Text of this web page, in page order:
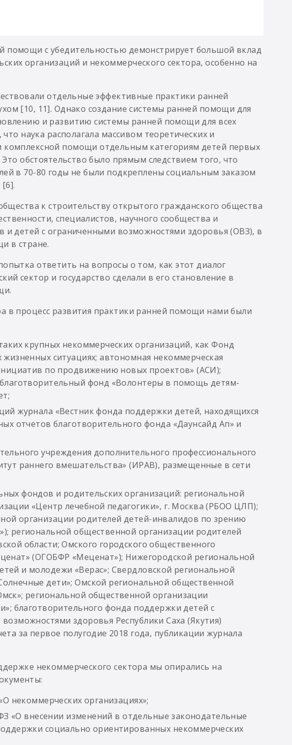
помощи с убедительностью демонстрирует большой вклад
организаций и некоммерческого сектора, особенно на
отдельные эффективные практики ранней
[10, 11]. Однако создание системы ранней помощи для
и развитию системы ранней помощи для всех
наука располагала массивом теоретических и
комплексной помощи отдельным категориям детей первых
обстоятельство было прямым следствием того, что
в 70-80 годы не были подкреплены социальным заказом
к строительству открытого гражданского общества
специалистов, научного сообщества и
и детей с ограниченными возможностями здоровья (ОВЗ), в
в стране.
ответить на вопросы о том, как этот диалог
сектор и государство сделали в его становление в
в процесс развития практики ранней помощи нами были
крупных некоммерческих организаций, как Фонд
ситуациях; автономная некоммерческая
по продвижению новых проектов» (АСИ);
фонд «Волонтеры в помощь детям-
журнала «Вестник фонда поддержки детей, находящихся
отчетов благотворительного фонда «Даунсайд Ап» и
учреждения дополнительного профессионального
раннего вмешательства» (ИРАВ), размещенные в сети
фондов и родительских организаций: региональной
«Центр лечебной педагогики», г. Москва (РБОО ЦЛП);
организации родителей детей-инвалидов по зрению
региональной общественной организации родителей
области; Омского городского общественного
(ОГОБФР «Меценат»); Нижегородской региональной
и молодежи «Верас»; Свердловской региональной
дети»; Омской региональной общественной
региональной общественной организации
благотворительного фонда поддержки детей с
здоровья Республики Саха (Якутия)
за первое полугодие 2018 года, публикации журнала
некоммерческого сектора мы опирались на
некоммерческих организациях»;
«О внесении изменений в отдельные законодательные
социально ориентированных некоммерческих